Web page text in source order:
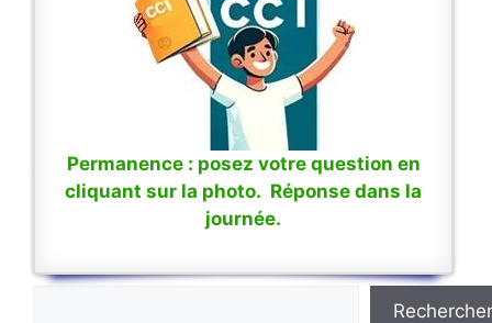
Permanence : posez votre question en
cliquant sur la photo. Réponse dans la
journée.
Rechercher